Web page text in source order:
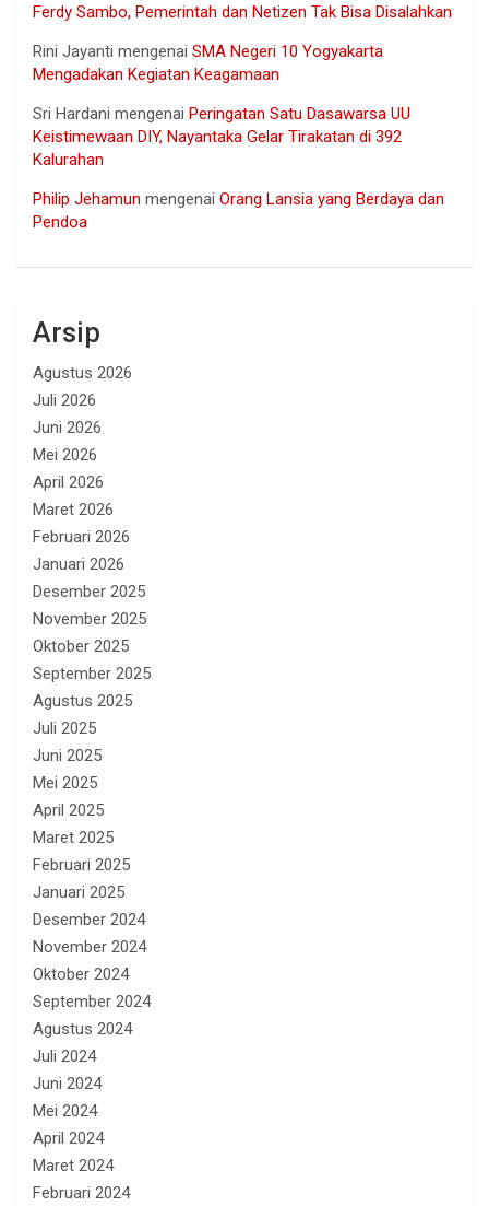
Ferdy Sambo, Pemerintah dan Netizen Tak Bisa Disalahkan
Rini Jayanti mengenai SMA Negeri 10 Yogyakarta
Mengadakan Kegiatan Keagamaan
Sri Hardani mengenai Peringatan Satu Dasawarsa UU
Keistimewaan DIY, Nayantaka Gelar Tirakatan di 392
Kalurahan
Philip Jehamun mengenai Orang Lansia yang Berdaya dan
Pendoa
Arsip
Agustus 2026
Juli 2026
Juni 2026
Mei 2026
April 2026
Maret 2026
Februari 2026
Januari 2026
Desember 2025
November 2025
Oktober 2025
September 2025
Agustus 2025
Juli 2025
Juni 2025
Mei 2025
April 2025
Maret 2025
Februari 2025
Januari 2025
Desember 2024
November 2024
Oktober 2024
September 2024
Agustus 2024
Juli 2024
Juni 2024
Mei 2024
April 2024
Maret 2024
Februari 2024